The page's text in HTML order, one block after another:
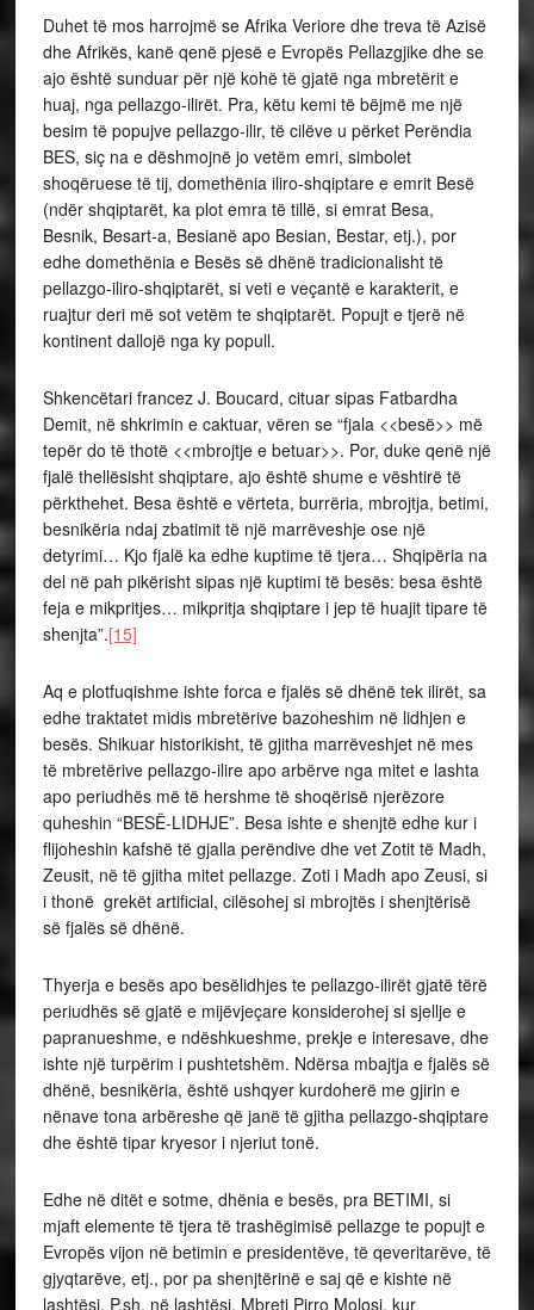
Duhet të mos harrojmë se Afrika Veriore dhe treva të Azisë
dhe Afrikës, kanë qenë pjesë e Evropës Pellazgjike dhe se
ajo është sunduar për një kohë të gjatë nga mbretërit e
huaj, nga pellazgo-ilirët. Pra, këtu kemi të bëjmë me një
besim të popujve pellazgo-ilir, të cilëve u përket Perëndia
BES, siç na e dëshmojnë jo vetëm emri, simbolet
shoqëruese të tij, domethënia iliro-shqiptare e emrit Besë
(ndër shqiptarët, ka plot emra të tillë, si emrat Besa,
Besnik, Besart-a, Besianë apo Besian, Bestar, etj.), por
edhe domethënia e Besës së dhënë tradicionalisht të
pellazgo-iliro-shqiptarët, si veti e veçantë e karakterit, e
ruajtur deri më sot vetëm te shqiptarët. Popujt e tjerë në
kontinent dallojë nga ky popull.
Shkencëtari francez J. Boucard, cituar sipas Fatbardha
Demit, në shkrimin e caktuar, vëren se “fjala <<besë>> më
tepër do të thotë <<mbrojtje e betuar>>. Por, duke qenë një
fjalë thellësisht shqiptare, ajo është shume e vështirë të
përkthehet. Besa është e vërteta, burrëria, mbrojtja, betimi,
besnikëria ndaj zbatimit të një marrëveshje ose një
detyrimi… Kjo fjalë ka edhe kuptime të tjera… Shqipëria na
del në pah pikërisht sipas një kuptimi të besës: besa është
feja e mikpritjes… mikpritja shqiptare i jep të huajit tipare të
shenjta”.[15]
Aq e plotfuqishme ishte forca e fjalës së dhënë tek ilirët, sa
edhe traktatet midis mbretërive bazoheshim në lidhjen e
besës. Shikuar historikisht, të gjitha marrëveshjet në mes
të mbretërive pellazgo-ilire apo arbërve nga mitet e lashta
apo periudhës më të hershme të shoqërisë njerëzore
quheshin “BESË-LIDHJE”. Besa ishte e shenjtë edhe kur i
flijoheshin kafshë të gjalla perëndive dhe vet Zotit të Madh,
Zeusit, në të gjitha mitet pellazge. Zoti i Madh apo Zeusi, si
i thonë grekët artificial, cilësohej si mbrojtës i shenjtërisë
së fjalës së dhënë.
Thyerja e besës apo besëlidhjes te pellazgo-ilirët gjatë tërë
periudhës së gjatë e mijëvjeçare konsiderohej si sjellje e
papranueshme, e ndëshkueshme, prekje e interesave, dhe
ishte një turpërim i pushtetshëm. Ndërsa mbajtja e fjalës së
dhënë, besnikëria, është ushqyer kurdoherë me gjirin e
nënave tona arbëreshe që janë të gjitha pellazgo-shqiptare
dhe është tipar kryesor i njeriut tonë.
Edhe në ditët e sotme, dhënia e besës, pra BETIMI, si
mjaft elemente të tjera të trashëgimisë pellazge te popujt e
Evropës vijon në betimin e presidentëve, të qeveritarëve, të
gjyqtarëve, etj., por pa shenjtërinë e saj që e kishte në
lashtësi. P.sh. në lashtësi, Mbreti Pirro Molosi, kur